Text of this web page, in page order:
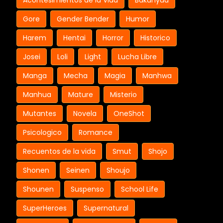
Gore
Gender Bender
Humor
Harem
Hentai Horror
Historico
Josei
Loli Light
Lucha Libre
Manga
Mecha Magia
Manhwa
Manhua
Mature
Misterio
Mutantes
Novela
OneShot
Psicologico
Romance
Recuentos de la vida
Smut
Shojo
Shonen
Seinen
Shoujo
Shounen
Suspenso
School Life
SuperHeroes
Supernatural